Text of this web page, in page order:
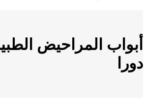
أبواب المراحيض
دورا